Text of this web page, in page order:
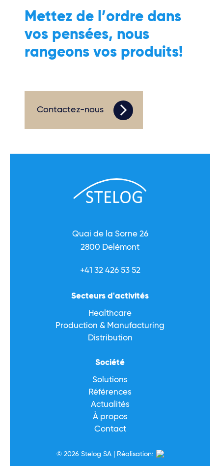
Mettez de l’ordre dans
vos pensées, nous
rangeons vos produits!
Contactez-nous
Quai de la Sorne 26
2800 Delémont
+41 32 426 53 52
Secteurs d'activités
Healthcare
Production & Manufacturing
Distribution
Société
Solutions
Références
Actualités
À propos
Contact
© 2026 Stelog SA | Réalisation: